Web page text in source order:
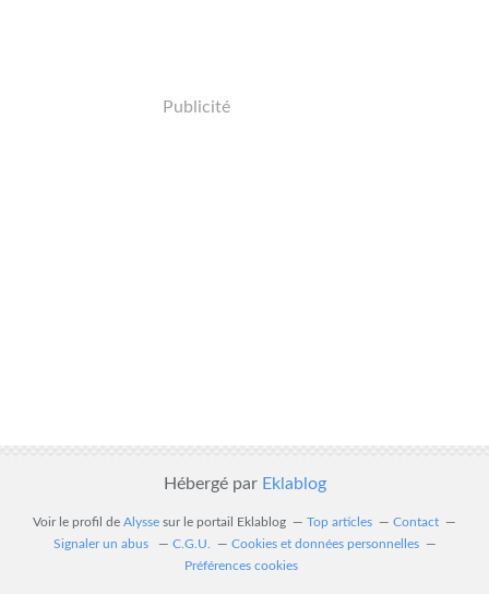
Publicité
Hébergé par Eklablog
Voir le profil de Alysse sur le portail Eklablog Top articles
Contact
Signaler un abus
C.G.U.
Cookies et données personnelles
Préférences cookies